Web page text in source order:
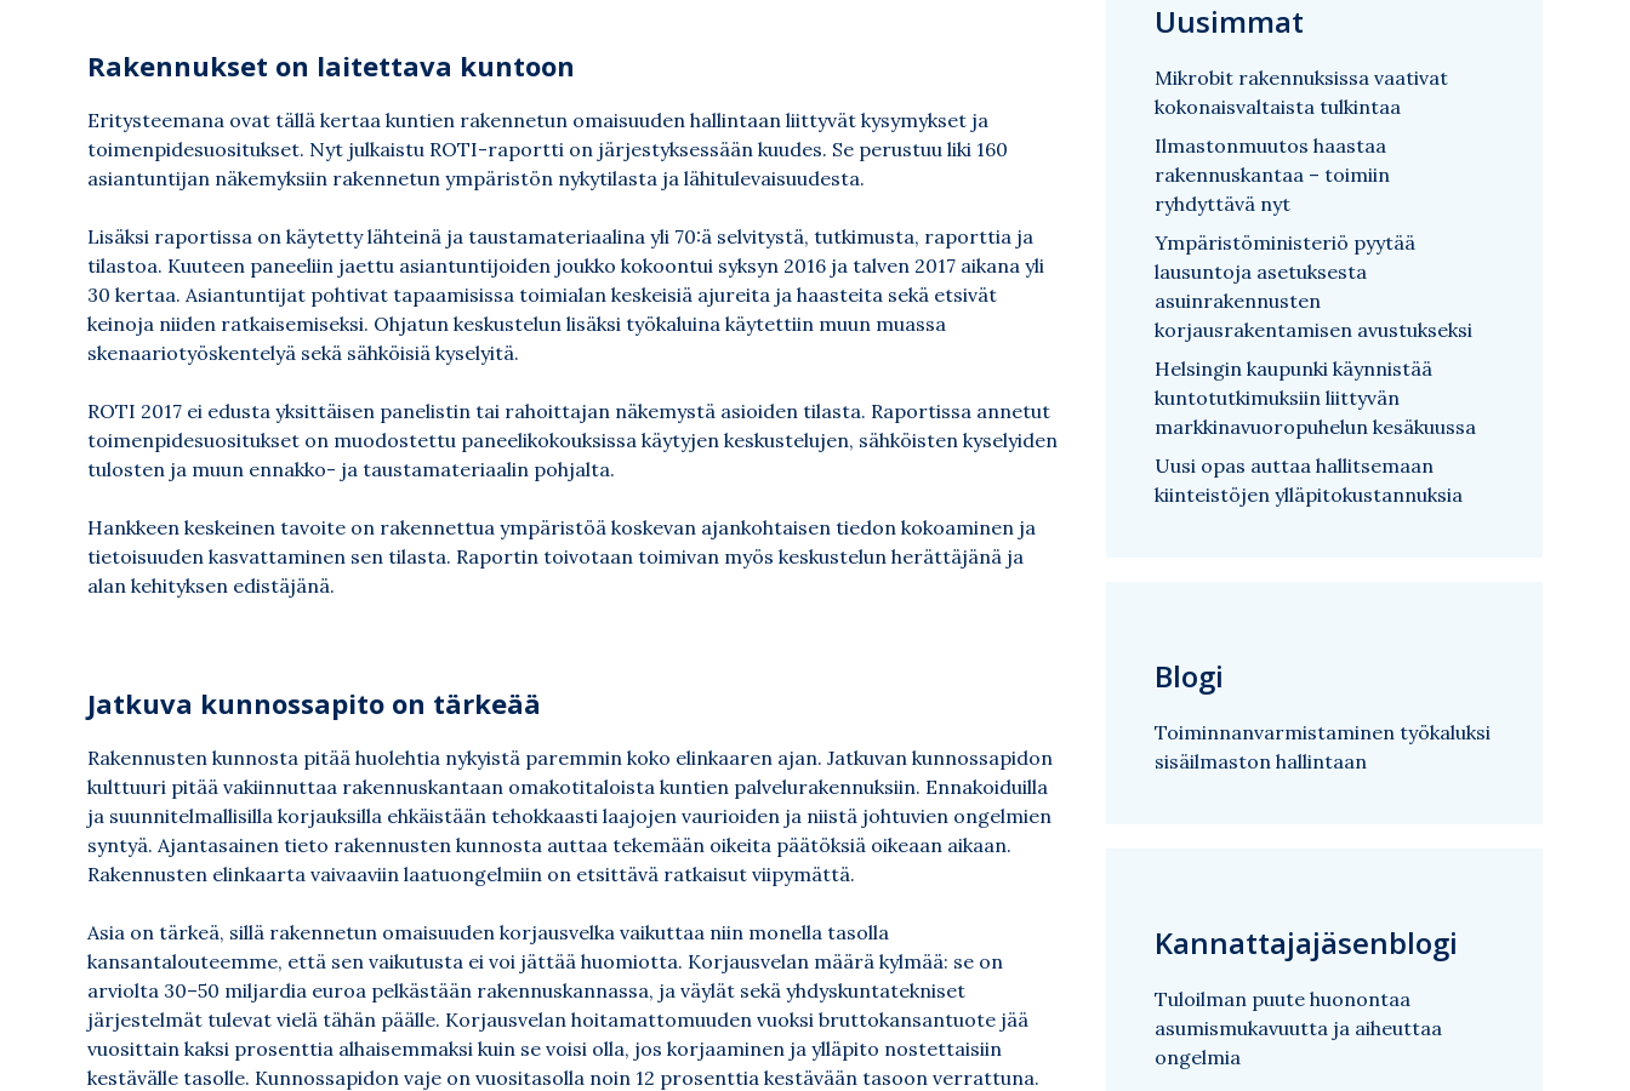
Rakennukset on laitettava kuntoon
Eritysteemana ovat tällä kertaa kuntien rakennetun omaisuuden hallintaan liittyvät kysymykset ja
toimenpidesuositukset. Nyt julkaistu ROTI-raportti on järjestyksessään kuudes. Se perustuu liki 160
asiantuntijan näkemyksiin rakennetun ympäristön nykytilasta ja lähitulevaisuudesta.
Lisäksi raportissa on käytetty lähteinä ja taustamateriaalina yli 70:ä selvitystä, tutkimusta, raporttia ja
tilastoa. Kuuteen paneeliin jaettu asiantuntijoiden joukko kokoontui syksyn 2016 ja talven 2017 aikana yli
30 kertaa. Asiantuntijat pohtivat tapaamisissa toimialan keskeisiä ajureita ja haasteita sekä etsivät
keinoja niiden ratkaisemiseksi. Ohjatun keskustelun lisäksi työkaluina käytettiin muun muassa
skenaariotyöskentelyä sekä sähköisiä kyselyitä.
ROTI 2017 ei edusta yksittäisen panelistin tai rahoittajan näkemystä asioiden tilasta. Raportissa annetut
toimenpidesuositukset on muodostettu paneelikokouksissa käytyjen keskustelujen, sähköisten kyselyiden
tulosten ja muun ennakko- ja taustamateriaalin pohjalta.
Hankkeen keskeinen tavoite on rakennettua ympäristöä koskevan ajankohtaisen tiedon kokoaminen ja
tietoisuuden kasvattaminen sen tilasta. Raportin toivotaan toimivan myös keskustelun herättäjänä ja
alan kehityksen edistäjänä.
Jatkuva kunnossapito on tärkeää
Rakennusten kunnosta pitää huolehtia nykyistä paremmin koko elinkaaren ajan. Jatkuvan kunnossapidon
kulttuuri pitää vakiinnuttaa rakennuskantaan omakotitaloista kuntien palvelurakennuksiin. Ennakoiduilla
ja suunnitelmallisilla korjauksilla ehkäistään tehokkaasti laajojen vaurioiden ja niistä johtuvien ongelmien
syntyä. Ajantasainen tieto rakennusten kunnosta auttaa tekemään oikeita päätöksiä oikeaan aikaan.
Rakennusten elinkaarta vaivaaviin laatuongelmiin on etsittävä ratkaisut viipymättä.
Asia on tärkeä, sillä rakennetun omaisuuden korjausvelka vaikuttaa niin monella tasolla
kansantalouteemme, että sen vaikutusta ei voi jättää huomiotta. Korjausvelan määrä kylmää: se on
arviolta 30–50 miljardia euroa pelkästään rakennuskannassa, ja väylät sekä yhdyskuntatekniset
järjestelmät tulevat vielä tähän päälle. Korjausvelan hoitamattomuuden vuoksi bruttokansantuote jää
vuosittain kaksi prosenttia alhaisemmaksi kuin se voisi olla, jos korjaaminen ja ylläpito nostettaisiin
kestävälle tasolle. Kunnossapidon vaje on vuositasolla noin 12 prosenttia kestävään tasoon verrattuna.
Uusimmat
Mikrobit rakennuksissa vaativat
kokonaisvaltaista tulkintaa
Ilmastonmuutos haastaa
rakennuskantaa – toimiin
ryhdyttävä nyt
Ympäristöministeriö pyytää
lausuntoja asetuksesta
asuinrakennusten
korjausrakentamisen avustukseksi
Helsingin kaupunki käynnistää
kuntotutkimuksiin liittyvän
markkinavuoropuhelun kesäkuussa
Uusi opas auttaa hallitsemaan
kiinteistöjen ylläpitokustannuksia
Blogi
Toiminnanvarmistaminen työkaluksi
sisäilmaston hallintaan
Kannattajajäsenblogi
Tuloilman puute huonontaa
asumismukavuutta ja aiheuttaa
ongelmia